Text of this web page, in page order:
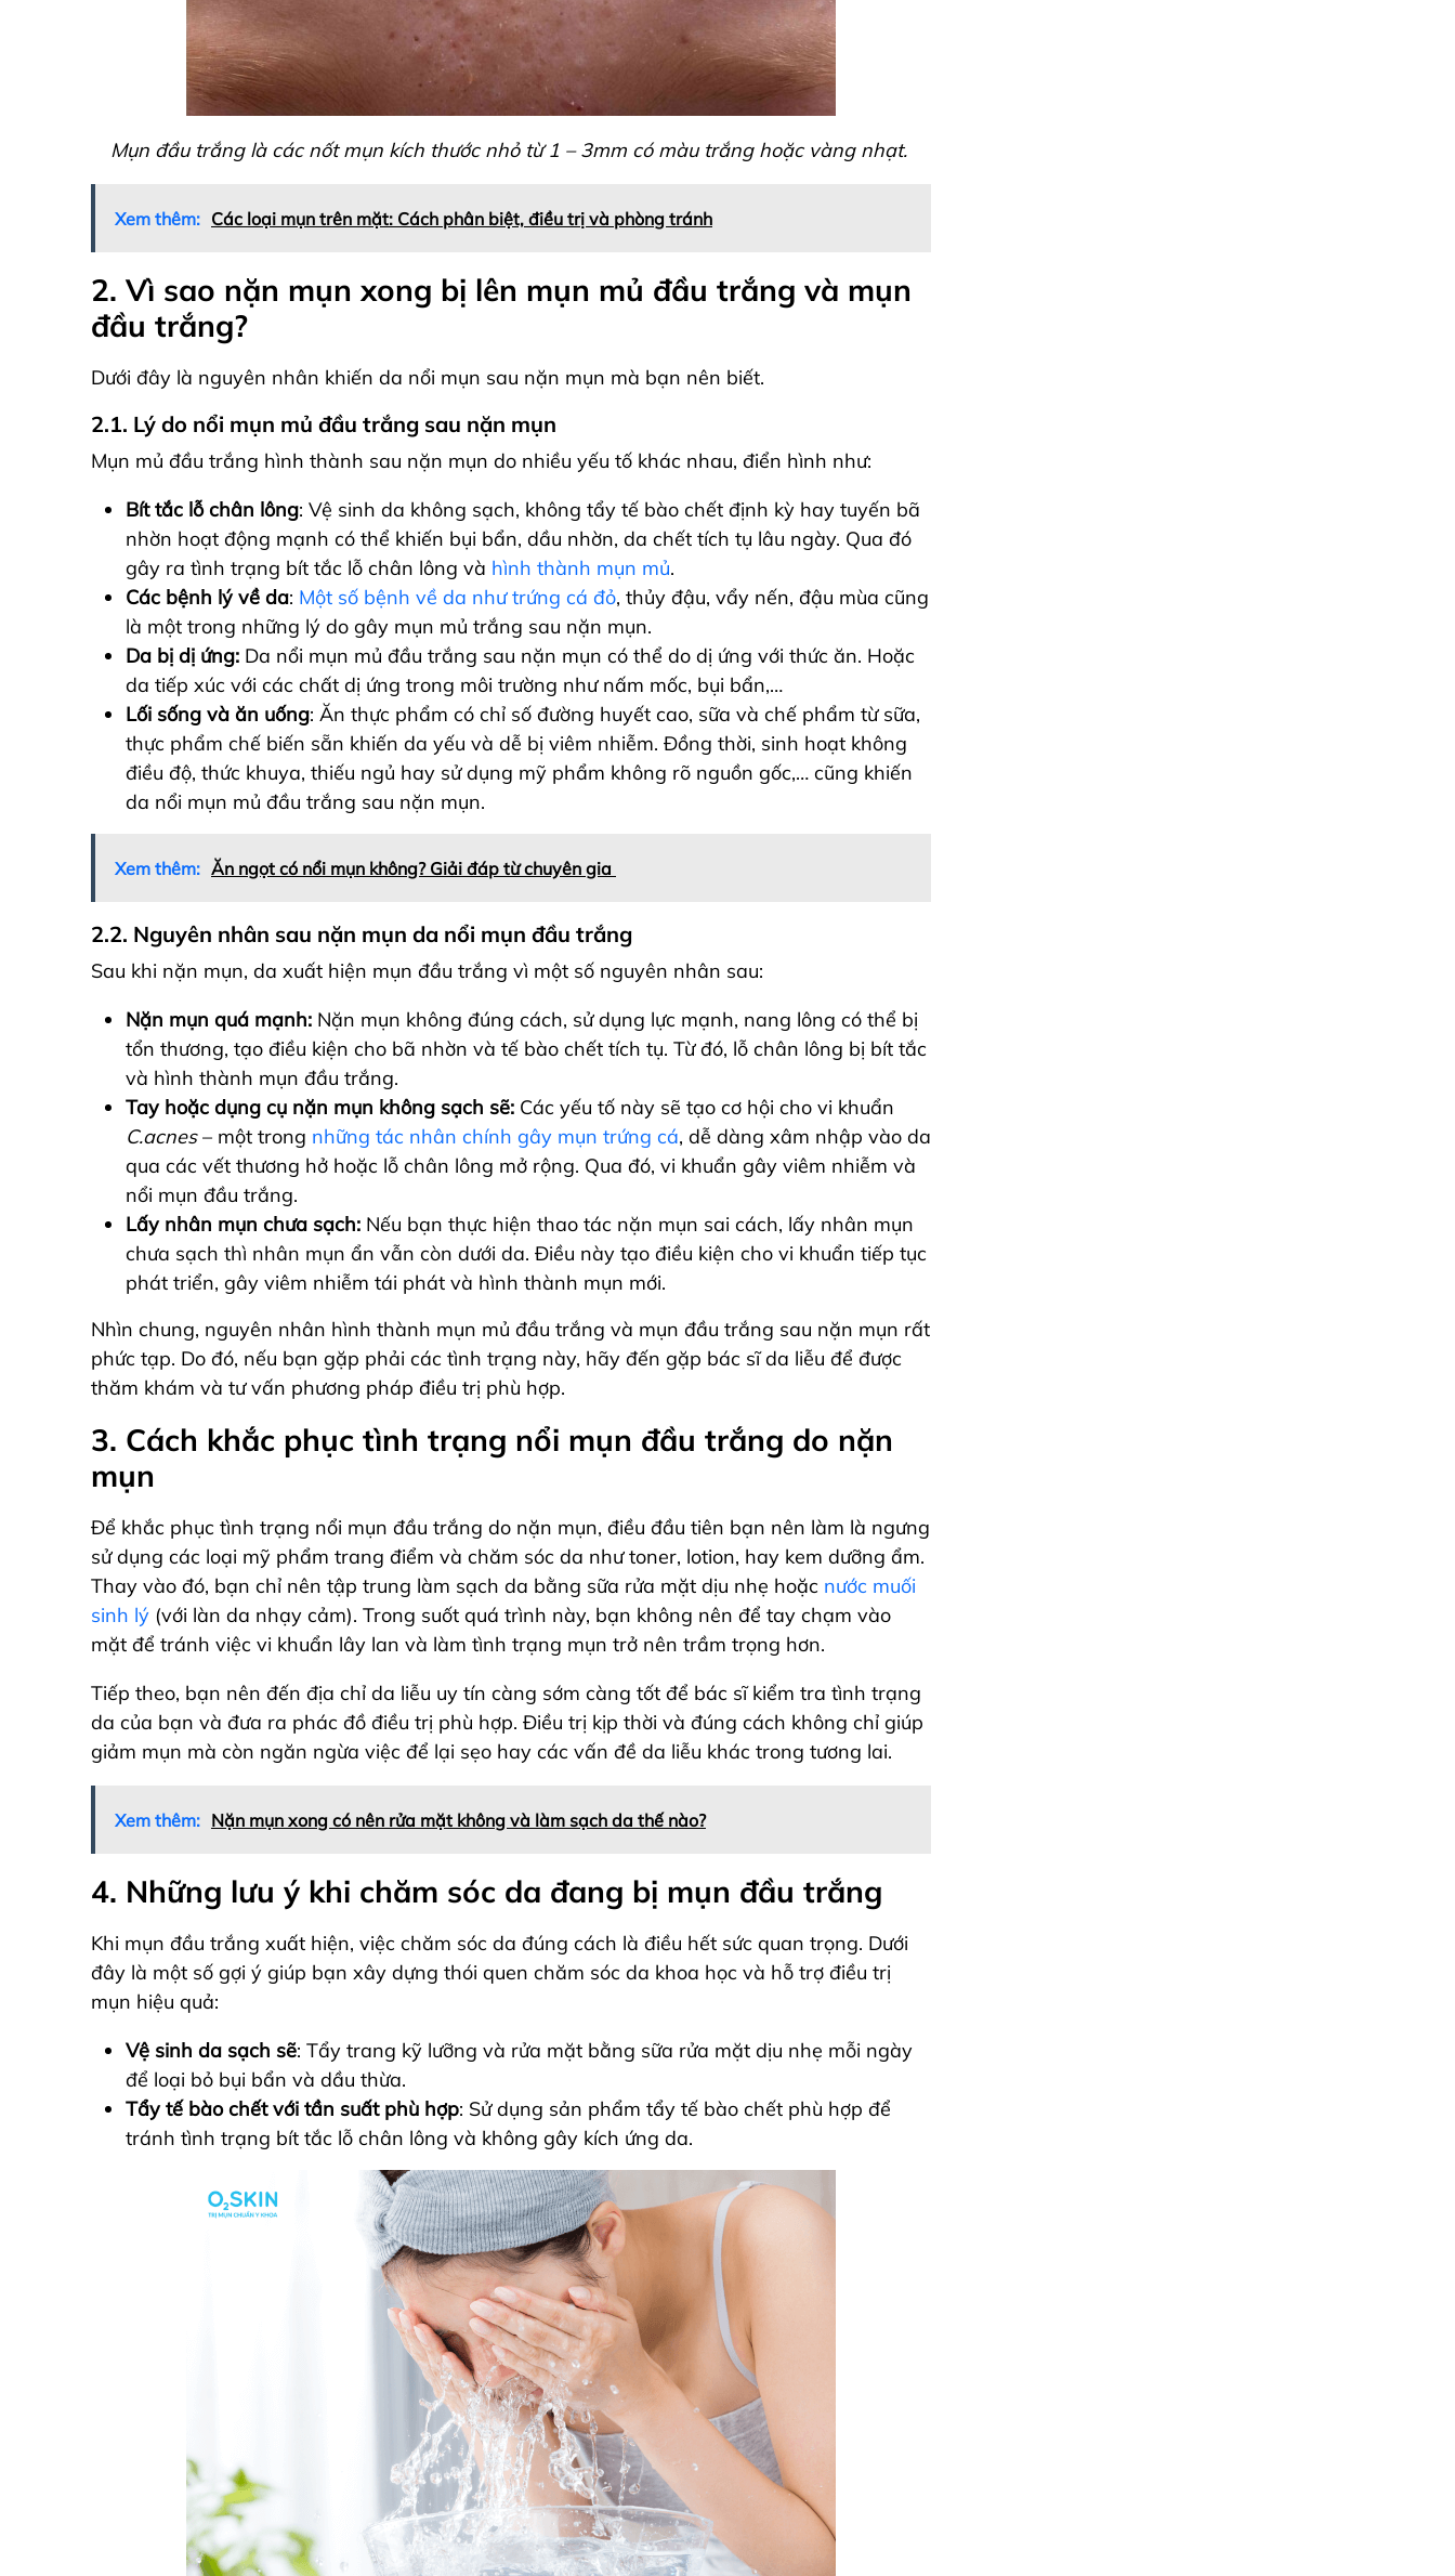
Mụn đầu trắng là các nốt mụn kích thước nhỏ từ 1 – 3mm có màu trắng hoặc vàng nhạt.
Xem thêm: Các loại mụn trên mặt: Cách phân biệt, điều trị và phòng tránh
2. Vì sao nặn mụn xong bị lên mụn mủ đầu trắng và mụn
đầu trắng?
Dưới đây là nguyên nhân khiến da nổi mụn sau nặn mụn mà bạn nên biết.
2.1. Lý do nổi mụn mủ đầu trắng sau nặn mụn
Mụn mủ đầu trắng hình thành sau nặn mụn do nhiều yếu tố khác nhau, điển hình như:
Bít tắc lỗ chân lông: Vệ sinh da không sạch, không tẩy tế bào chết định kỳ hay tuyến bã
nhờn hoạt động mạnh có thể khiến bụi bẩn, dầu nhờn, da chết tích tụ lâu ngày. Qua đó
gây ra tình trạng bít tắc lỗ chân lông và hình thành mụn mủ.
Các bệnh lý về da: Một số bệnh về da như trứng cá đỏ, thủy đậu, vẩy nến, đậu mùa cũng
là một trong những lý do gây mụn mủ trắng sau nặn mụn.
Da bị dị ứng: Da nổi mụn mủ đầu trắng sau nặn mụn có thể do dị ứng với thức ăn. Hoặc
da tiếp xúc với các chất dị ứng trong môi trường như nấm mốc, bụi bẩn,…
Lối sống và ăn uống: Ăn thực phẩm có chỉ số đường huyết cao, sữa và chế phẩm từ sữa,
thực phẩm chế biến sẵn khiến da yếu và dễ bị viêm nhiễm. Đồng thời, sinh hoạt không
điều độ, thức khuya, thiếu ngủ hay sử dụng mỹ phẩm không rõ nguồn gốc,… cũng khiến
da nổi mụn mủ đầu trắng sau nặn mụn.
Xem thêm: Ăn ngọt có nổi mụn không? Giải đáp từ chuyên gia
2.2. Nguyên nhân sau nặn mụn da nổi mụn đầu trắng
Sau khi nặn mụn, da xuất hiện mụn đầu trắng vì một số nguyên nhân sau:
Nặn mụn quá mạnh: Nặn mụn không đúng cách, sử dụng lực mạnh, nang lông có thể bị
tổn thương, tạo điều kiện cho bã nhờn và tế bào chết tích tụ. Từ đó, lỗ chân lông bị bít tắc
và hình thành mụn đầu trắng.
Tay hoặc dụng cụ nặn mụn không sạch sẽ: Các yếu tố này sẽ tạo cơ hội cho vi khuẩn
C.acnes– một trong những tác nhân chính gây mụn trứng cá, dễ dàng xâm nhập vào da
qua các vết thương hở hoặc lỗ chân lông mở rộng. Qua đó, vi khuẩn gây viêm nhiễm và
nổi mụn đầu trắng.
Lấy nhân mụn chưa sạch: Nếu bạn thực hiện thao tác nặn mụn sai cách, lấy nhân mụn
chưa sạch thì nhân mụn ẩn vẫn còn dưới da. Điều này tạo điều kiện cho vi khuẩn tiếp tục
phát triển, gây viêm nhiễm tái phát và hình thành mụn mới.
Nhìn chung, nguyên nhân hình thành mụn mủ đầu trắng và mụn đầu trắng sau nặn mụn rất
phức tạp. Do đó, nếu bạn gặp phải các tình trạng này, hãy đến gặp bác sĩ da liễu để được
thăm khám và tư vấn phương pháp điều trị phù hợp.
3. Cách khắc phục tình trạng nổi mụn đầu trắng do nặn
mụn
Để khắc phục tình trạng nổi mụn đầu trắng do nặn mụn, điều đầu tiên bạn nên làm là ngưng
sử dụng các loại mỹ phẩm trang điểm và chăm sóc da như toner, lotion, hay kem dưỡng ẩm.
Thay vào đó, bạn chỉ nên tập trung làm sạch da bằng sữa rửa mặt dịu nhẹ hoặc nước muối
sinh lý (với làn da nhạy cảm). Trong suốt quá trình này, bạn không nên để tay chạm vào
mặt để tránh việc vi khuẩn lây lan và làm tình trạng mụn trở nên trầm trọng hơn.
Tiếp theo, bạn nên đến địa chỉ da liễu uy tín càng sớm càng tốt để bác sĩ kiểm tra tình trạng
da của bạn và đưa ra phác đồ điều trị phù hợp. Điều trị kịp thời và đúng cách không chỉ giúp
giảm mụn mà còn ngăn ngừa việc để lại sẹo hay các vấn đề da liễu khác trong tương lai.
Xem thêm: Nặn mụn xong có nên rửa mặt không và làm sạch da thế nào?
4. Những lưu ý khi chăm sóc da đang bị mụn đầu trắng
Khi mụn đầu trắng xuất hiện, việc chăm sóc da đúng cách là điều hết sức quan trọng. Dưới
đây là một số gợi ý giúp bạn xây dựng thói quen chăm sóc da khoa học và hỗ trợ điều trị
mụn hiệu quả:
Vệ sinh da sạch sẽ: Tẩy trang kỹ lưỡng và rửa mặt bằng sữa rửa mặt dịu nhẹ mỗi ngày
để loại bỏ bụi bẩn và dầu thừa.
Tẩy tế bào chết với tần suất phù hợp: Sử dụng sản phẩm tẩy tế bào chết phù hợp để
tránh tình trạng bít tắc lỗ chân lông và không gây kích ứng da.